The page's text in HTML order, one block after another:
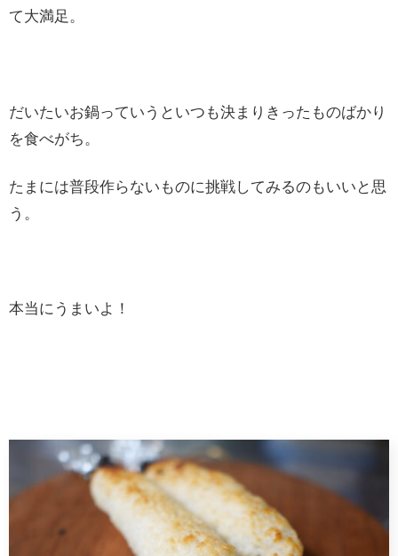
て大満足。
だいたいお鍋っていうといつも決まりきったものばかり
を食べがち。
たまには普段作らないものに挑戦してみるのもいいと思
う。
本当にうまいよ！